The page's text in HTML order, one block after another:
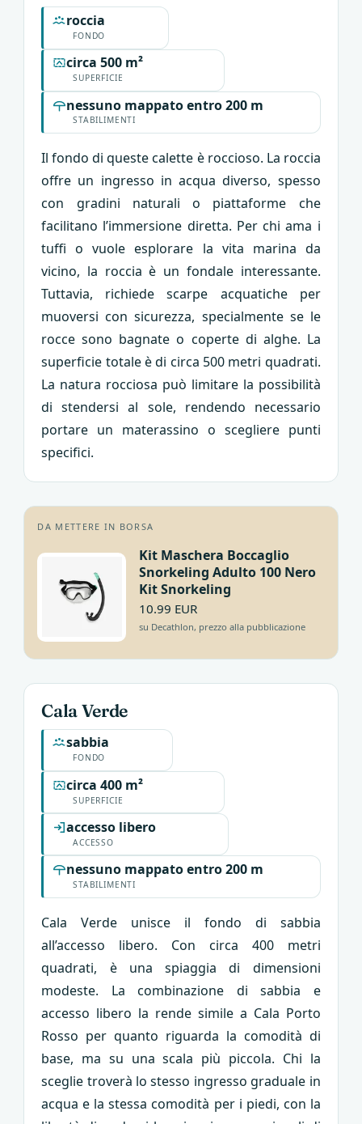
FONDO
roccia
SUPERFICIE
circa 500 m²
STABILIMENTI
nessuno mappato entro 200 m
Il fondo di queste calette è roccioso. La roccia
offre un ingresso in acqua diverso, spesso
con gradini naturali o piattaforme che
facilitano l’immersione diretta. Per chi ama i
tuffi o vuole esplorare la vita marina da
vicino, la roccia è un fondale interessante.
Tuttavia, richiede scarpe acquatiche per
muoversi con sicurezza, specialmente se le
rocce sono bagnate o coperte di alghe. La
superficie totale è di circa 500 metri quadrati.
La natura rocciosa può limitare la possibilità
di stendersi al sole, rendendo necessario
portare un materassino o scegliere punti
specifici.
DA METTERE IN BORSA
Kit Maschera Boccaglio
Snorkeling Adulto 100 Nero
Kit Snorkeling
10.99 EUR
su Decathlon, prezzo alla pubblicazione
Cala Verde
FONDO
sabbia
SUPERFICIE
circa 400 m²
ACCESSO
accesso libero
STABILIMENTI
nessuno mappato entro 200 m
Cala Verde unisce il fondo di sabbia
all’accesso libero. Con circa 400 metri
quadrati, è una spiaggia di dimensioni
modeste. La combinazione di sabbia e
accesso libero la rende simile a Cala Porto
Rosso per quanto riguarda la comodità di
base, ma su una scala più piccola. Chi la
sceglie troverà lo stesso ingresso graduale in
acqua e la stessa comodità per i piedi, con la